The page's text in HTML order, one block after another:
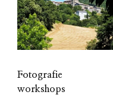
Fotografie
workshops